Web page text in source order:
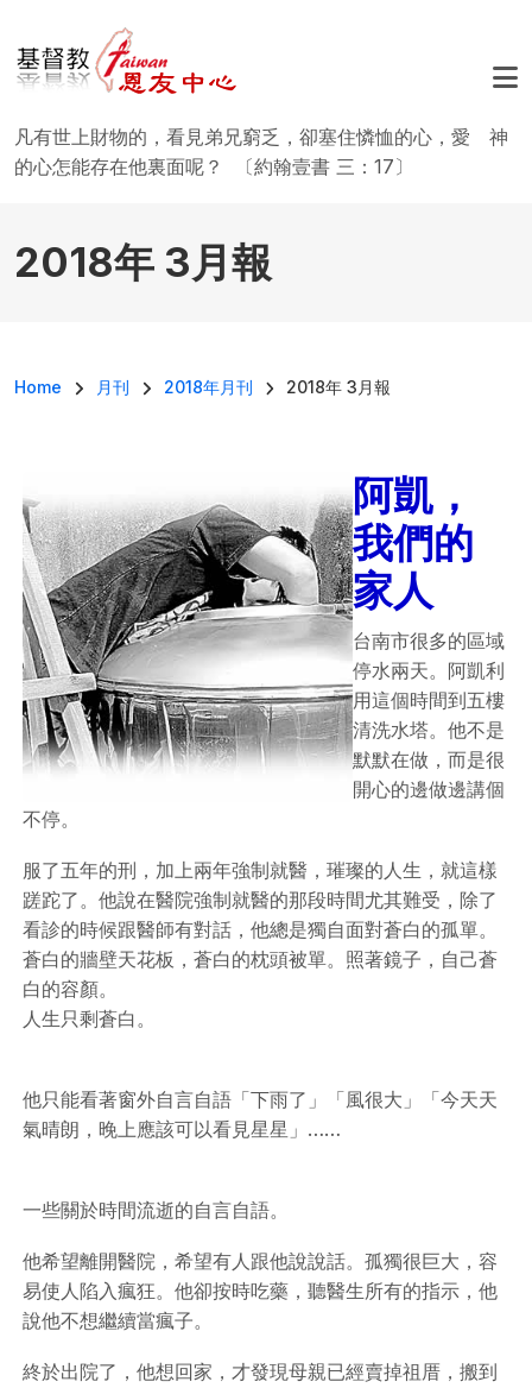
凡有世上財物的，看見弟兄窮乏，卻塞住憐恤的心，愛 神
的心怎能存在他裏面呢？ 〔約翰壹書 三：17〕
2018年 3月報
導航連結
Home 月刊 2018年月刊 2018年 3月報
阿凱，
我們的
家人
台南市很多的區域
停水兩天。阿凱利
用這個時間到五樓
清洗水塔。他不是
默默在做，而是很
開心的邊做邊講個
不停。
服了五年的刑，加上兩年強制就醫，璀璨的人生，就這樣
蹉跎了。他說在醫院強制就醫的那段時間尤其難受，除了
看診的時候跟醫師有對話，他總是獨自面對蒼白的孤單。
蒼白的牆壁天花板，蒼白的枕頭被單。照著鏡子，自己蒼
白的容顏。
人生只剩蒼白。
他只能看著窗外自言自語「下雨了」「風很大」「今天天
氣晴朗，晚上應該可以看見星星」……
一些關於時間流逝的自言自語。
他希望離開醫院，希望有人跟他說說話。孤獨很巨大，容
易使人陷入瘋狂。他卻按時吃藥，聽醫生所有的指示，他
說他不想繼續當瘋子。
終於出院了，他想回家，才發現母親已經賣掉祖厝，搬到